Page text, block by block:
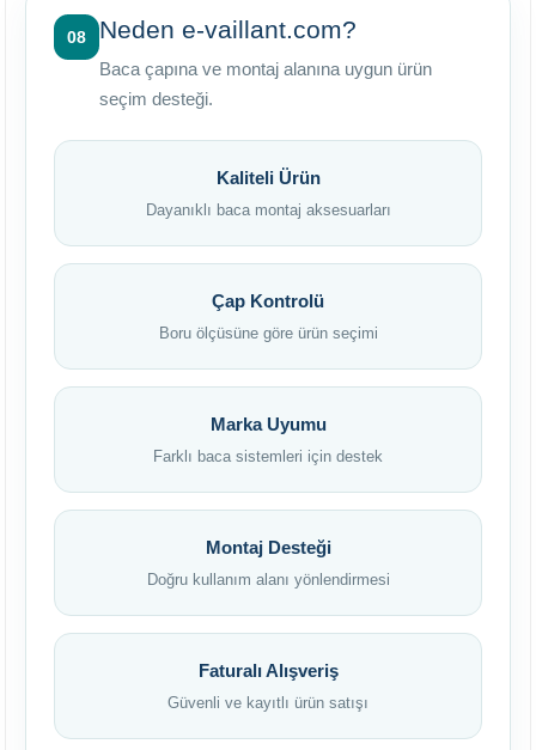
08 Neden e-vaillant.com?
Baca çapına ve montaj alanına uygun ürün
seçim desteği.
Kaliteli Ürün
Dayanıklı baca montaj aksesuarları
Çap Kontrolü
Boru ölçüsüne göre ürün seçimi
Marka Uyumu
Farklı baca sistemleri için destek
Montaj Desteği
Doğru kullanım alanı yönlendirmesi
Faturalı Alışveriş
Güvenli ve kayıtlı ürün satışı